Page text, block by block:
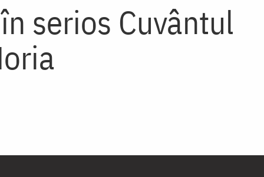
serios Cuvântul